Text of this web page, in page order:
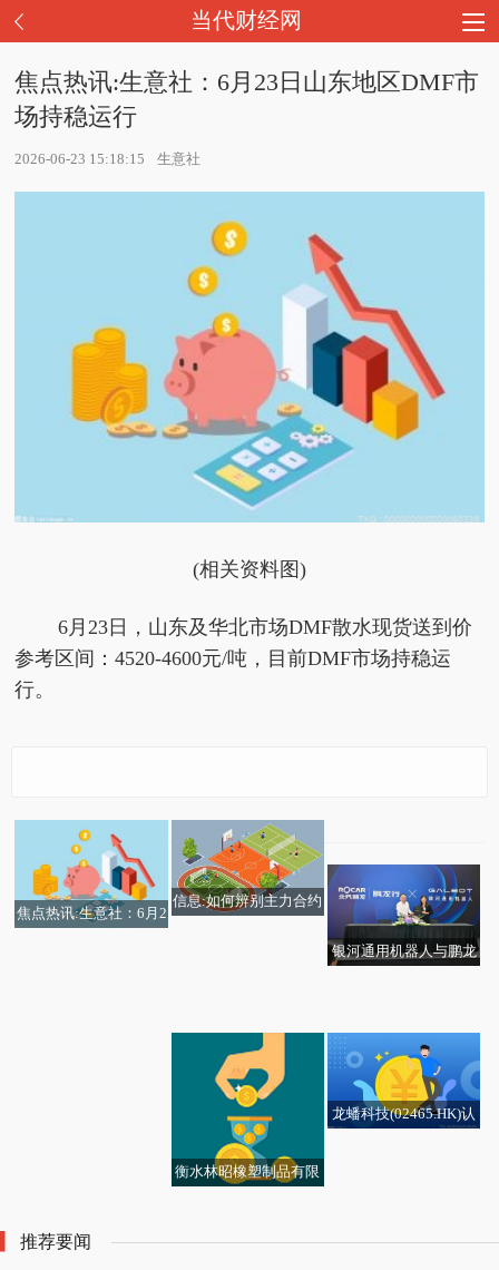
当代财经网
焦点热讯:生意社：6月23日山东地区DMF市
场持稳运行
2026-06-23 15:18:15 生意社
(相关资料图)
6月23日，山东及华北市场DMF散水现货送到价
参考区间：4520-4600元/吨，目前DMF市场持稳运
行。
焦点热讯:生意社：6月2
信息:如何辨别主力合约
给予“买入”评级
银河通用机器人与鹏龙
流通融合发展新范式
超25%，截至发稿，涨1
6.33%，报6.41港元，成
交额2435.88万港元
3万元，因成交价过低，
原本1万多元购置税可能
要翻倍，4S店：等待沟
通结果
小幅上涨
股
衡水林昭橡塑制品有限
龙蟠科技(02465.HK)认
推荐要闻